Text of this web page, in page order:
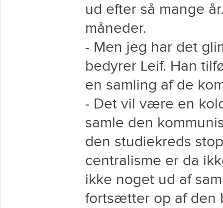
ud efter så mange
måneder.
- Men jeg har det
bedyrer Leif. Han
en samling af de
- Det vil være en
samle den
den studiekreds
centralisme er da
ikke noget ud af
fortsætter op af den